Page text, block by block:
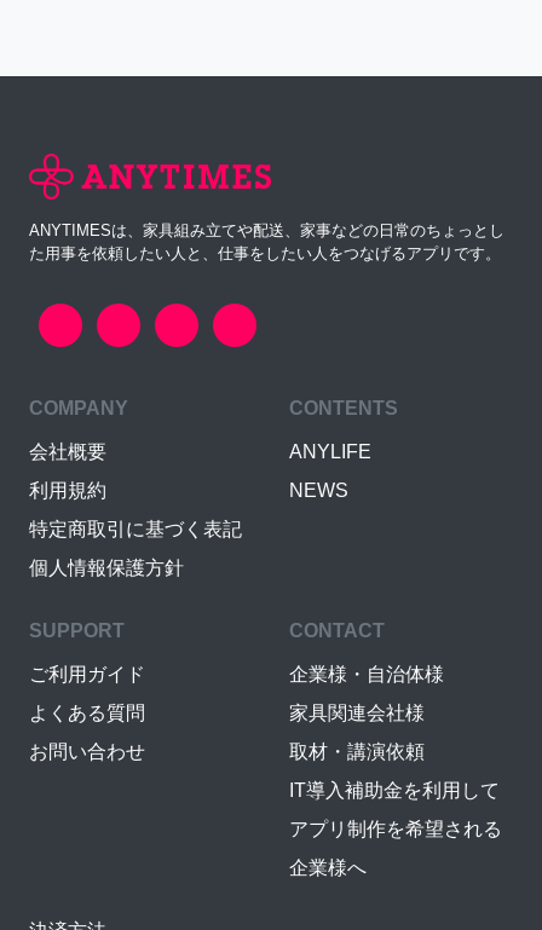
ANYTIMESは、家具組み立てや配送、家事などの日常のちょっとし
た用事を依頼したい人と、仕事をしたい人をつなげるアプリです。
COMPANY
会社概要
利用規約
特定商取引に基づく表記
個人情報保護方針
CONTENTS
ANYLIFE
NEWS
SUPPORT
ご利用ガイド
よくある質問
お問い合わせ
CONTACT
企業様・自治体様
家具関連会社様
取材・講演依頼
IT導入補助金を利用して
アプリ制作を希望される
企業様へ